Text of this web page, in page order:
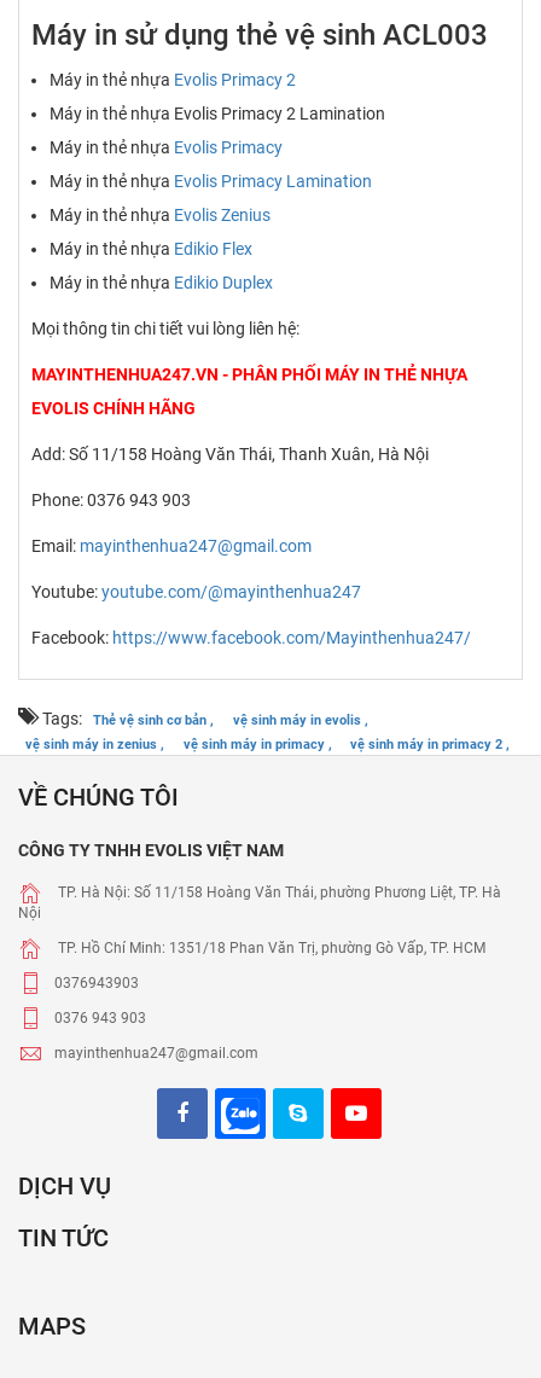
Máy in sử dụng thẻ vệ sinh ACL003
Máy in thẻ nhựa Evolis Primacy 2
Máy in thẻ nhựa Evolis Primacy 2 Lamination
Máy in thẻ nhựa Evolis Primacy
Máy in thẻ nhựa Evolis Primacy Lamination
Máy in thẻ nhựa Evolis Zenius
Máy in thẻ nhựa Edikio Flex
Máy in thẻ nhựa Edikio Duplex
Mọi thông tin chi tiết vui lòng liên hệ:
MAYINTHENHUA247.VN - PHÂN PHỐI MÁY IN THẺ NHỰA
EVOLIS CHÍNH HÃNG
Add: Số 11/158 Hoàng Văn Thái, Thanh Xuân, Hà Nội
Phone: 0376 943 903
Email: mayinthenhua247@gmail.com
Youtube:youtube.com/@mayinthenhua247
Facebook: https://www.facebook.com/Mayinthenhua247/
Tags: Thẻ vệ sinh cơ bản ,
vệ sinh máy in evolis ,
vệ sinh máy in zenius ,
vệ sinh máy in primacy , vệ sinh máy in primacy 2 ,
VỀ CHÚNG TÔI
CÔNG TY TNHH EVOLIS VIỆT NAM
TP. Hà Nội: Số 11/158 Hoàng Văn Thái, phường Phương Liệt, TP. Hà
Nội
TP. Hồ Chí Minh: 1351/18 Phan Văn Trị, phường Gò Vấp, TP. HCM
0376943903
0376 943 903
mayinthenhua247@gmail.com
DỊCH VỤ
TIN TỨC
MAPS